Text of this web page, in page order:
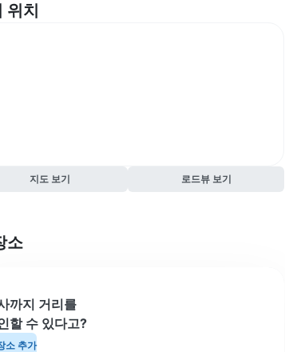
위치
지도 보기 로드뷰 보기
소
까지 거리를
할 수 있다고?
소 추가